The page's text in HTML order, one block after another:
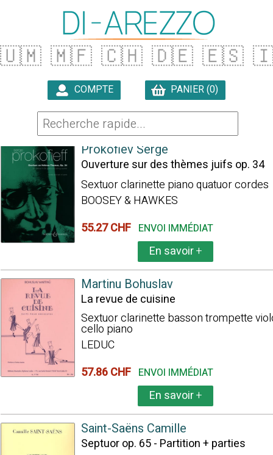
🇺🇲 🇲🇫 🇨🇭 🇩🇪 🇪🇸
COMPTE PANIER (0)
40 ARTICLES TROUVÉS
Prokofiev Serge
Ouverture sur des thèmes juifs op. 34
Sextuor clarinette piano quatuor cordes
BOOSEY & HAWKES
55.27 CHF ENVOI IMMÉDIAT
En savoir+
Martinu Bohuslav
La revue de cuisine
Sextuor clarinette basson trompette
cello piano
LEDUC
57.86 CHF ENVOI IMMÉDIAT
En savoir+
Saint-Saëns Camille
Septuor op. 65 - Partition + parties